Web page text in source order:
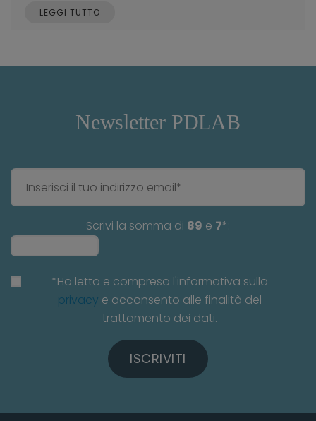
LEGGI TUTTO
Newsletter PDLAB
Scrivi la somma di 89 e 7*:
*Ho letto e compreso l'informativa sulla
privacy e acconsento alle finalità del
trattamento dei dati.
ISCRIVITI